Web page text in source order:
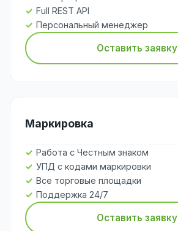
Full REST API
Персональный менеджер
Оставить заявку
Маркировка
Работа с Честным знаком
УПД с кодами маркировки
Все торговые площадки
Поддержка 24/7
Оставить заявку